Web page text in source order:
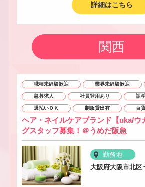
詳細はこちら
関西
職種未経験歓迎 業界未経験歓迎
急募求人 社員登用あり 語
週払いＯＫ 制服貸出有 百
ヘア・ネイルケアブランド【uka/ウ
グスタッフ募集！＠うめだ阪急
勤務地
大阪府大阪市北区